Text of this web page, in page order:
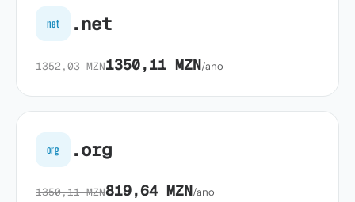
net .net
1352,03 MZN1350,11 MZN/ano
org .org
1350,11 MZN819,64 MZN/ano